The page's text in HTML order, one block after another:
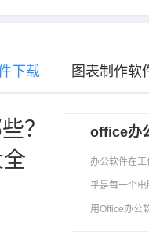
下载 图表制作软
office办
办公软件在
乎是每一个
用Office办公